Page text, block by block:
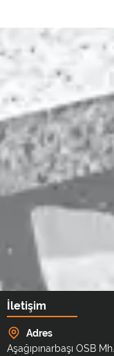
İletişim
Adres
Aşağıpınarbaşı OSB